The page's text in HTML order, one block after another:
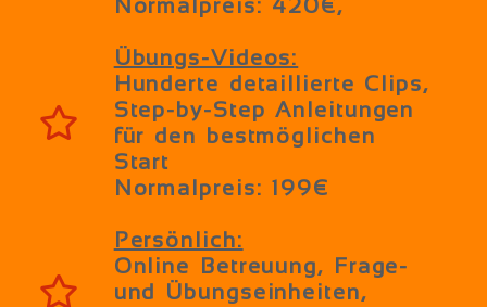
Normalpreis: 420€,
Übungs-Videos:
Hunderte detaillierte Clips,
Step-by-Step Anleitungen
für den bestmöglichen
Start
Normalpreis: 199€
Persönlich:
Online Betreuung, Frage-
und Übungseinheiten,